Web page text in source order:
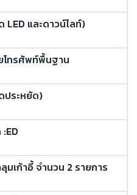
และดาวน์ไลท์)
ทรศัพท์พื้นฐาน
ระหยัด)
มเก้าอี้ จำนวน 2 รายการ